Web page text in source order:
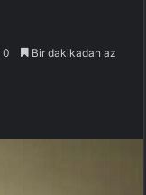
0 Bir dakikadan az